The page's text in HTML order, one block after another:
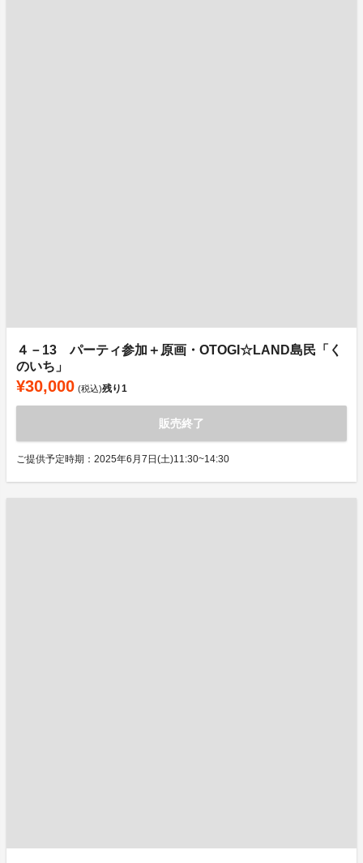
４－13 パーティ参加＋原画・OTOGI☆LAND島民「く
のいち」
¥30,000 (税込)残り1
販売終了
ご提供予定時期：2025年6月7日(土)11:30~14:30